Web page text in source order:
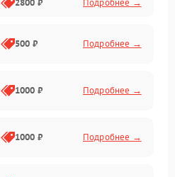
2800 ₽ Подробнее →
500 ₽ Подробнее →
1000 ₽ Подробнее →
1000 ₽ Подробнее →